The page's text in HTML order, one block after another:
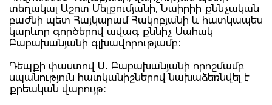
տեղակալ Աշոտ Մելքումյանի, Նաիրիի քննչական
բաժնի պետ Հայկարամ Հակոբյանի և հատկապես
կարևոր գործերով ավագ քննիչ Սահակ
Բաբախանյանի գլխավորությամբ։
Դեպքի փաստով Ս․ Բաբախանյանի որոշմամբ
սպանություն հատկանիշներով նախաձեռնվել է
քրեական վարույթ։